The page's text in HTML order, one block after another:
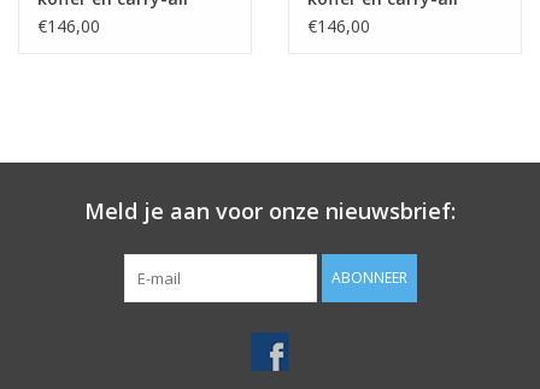
zwart
€146,00
zwart
€146,00
Meld je aan voor onze nieuwsbrief:
ABONNEER